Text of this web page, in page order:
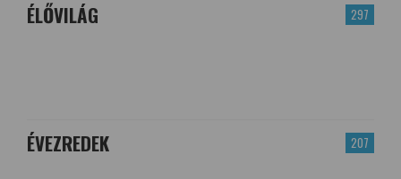
297
ÉLŐVILÁG
207
ÉVEZREDEK